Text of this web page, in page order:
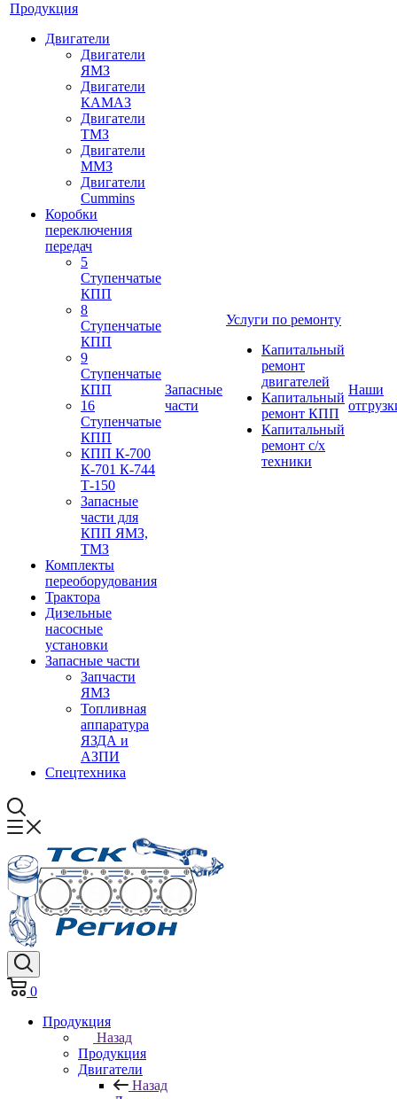
Продукция
Двигатели
Двигатели
ЯМЗ
Двигатели
КАМАЗ
Двигатели
ТМЗ
Двигатели
ММЗ
Двигатели
Cummins
Коробки
переключения
передач
5
Ступенчатые
КПП
8
Ступенчатые
КПП
9
Ступенчатые
КПП
16
Ступенчатые
КПП
КПП К-700
К-701 К-744
Т-150
Запасные
части для
КПП ЯМЗ,
ТМЗ
Комплекты
переоборудования
Трактора
Дизельные
насосные
установки
Запасные части
Запчасти
ЯМЗ
Топливная
аппаратура
ЯЗДА и
АЗПИ
Спецтехника
Запасные
части
Услуги по ремонту
Капитальный
ремонт
двигателей
Капитальный
ремонт КПП
Капитальный
ремонт с/х
техники
Наши
0
Продукция
Назад
Продукция
Двигатели
Назад